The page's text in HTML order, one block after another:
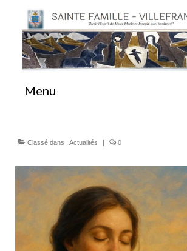
Menu
Sainte Emilie
La Congrégation
La Maison-Mère
Classé dans : Actualités 0